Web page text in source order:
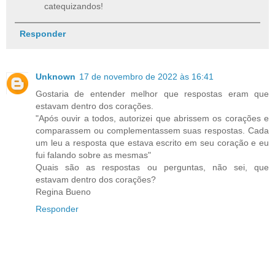
catequizandos!
Responder
Unknown 17 de novembro de 2022 às 16:41
Gostaria de entender melhor que respostas eram que
estavam dentro dos corações.
"Após ouvir a todos, autorizei que abrissem os corações e
comparassem ou complementassem suas respostas. Cada
um leu a resposta que estava escrito em seu coração e eu
fui falando sobre as mesmas"
Quais são as respostas ou perguntas, não sei, que
estavam dentro dos corações?
Regina Bueno
Responder